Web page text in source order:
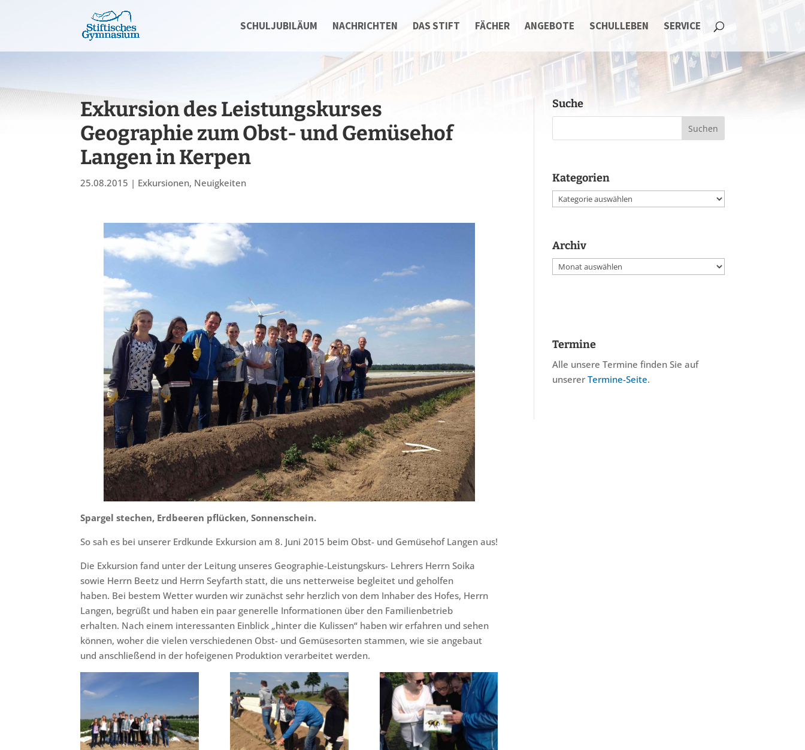
SCHULJUBILÄUM NACHRICHTEN DAS STIFT FÄCHER ANGEBOTE SCHULLEBEN SERVICE
Exkursion des Leistungskurses
Geographie zum Obst- und Gemüsehof
Langen in Kerpen
25.08.2015 | Exkursionen, Neuigkeiten
Spargel stechen, Erdbeeren pflücken, Sonnenschein.
So sah es bei unserer Erdkunde Exkursion am 8. Juni 2015 beim Obst- und Gemüsehof Langen aus!
Die Exkursion fand unter der Leitung unseres Geographie-Leistungskurs- Lehrers Herrn Soika
sowie Herrn Beetz und Herrn Seyfarth statt, die uns netterweise begleitet und geholfen
haben. Bei bestem Wetter wurden wir zunächst sehr herzlich von dem Inhaber des Hofes, Herrn
Langen, begrüßt und haben ein paar generelle Informationen über den Familienbetrieb
erhalten. Nach einem interessanten Einblick „hinter die Kulissen“ haben wir erfahren und sehen
können, woher die vielen verschiedenen Obst- und Gemüsesorten stammen, wie sie angebaut
und anschließend in der hofeigenen Produktion verarbeitet werden.
Suche
Kategorien
Kategorien
Archiv
Archiv
Termine
Alle unsere Termine finden Sie auf
unserer Termine-Seite.